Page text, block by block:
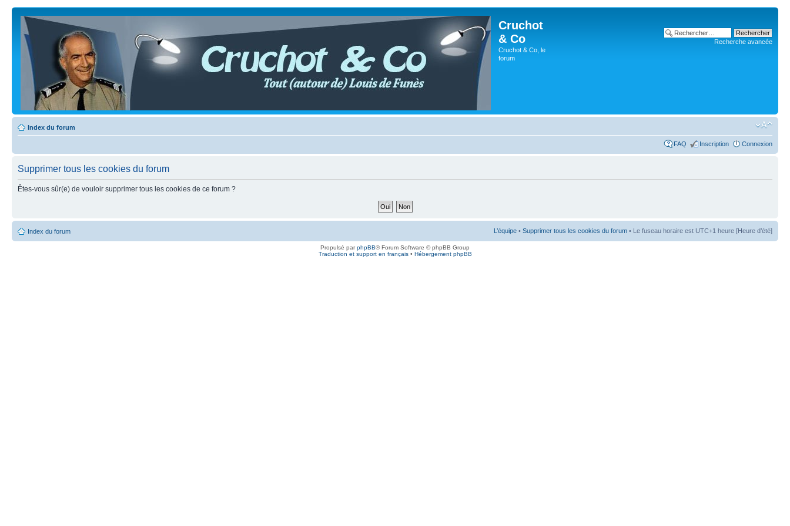
Cruchot
& Co
Cruchot & Co, le
forum
Recherche avancée
Index du forum
FAQ Inscription Connexion
Supprimer tous les cookies du forum
Êtes-vous sûr(e) de vouloir supprimer tous les cookies de ce forum ?
Index du forum L’équipe • Supprimer tous les cookies du forum • Le fuseau horaire est UTC+1 heure [Heure d’été]
Propulsé parphpBB® Forum Software © phpBB Group
Traduction et support en français• Hébergement phpBB